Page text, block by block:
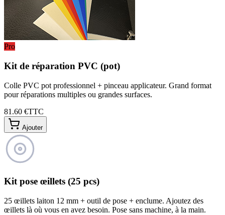
Pro
Kit de réparation PVC (pot)
Colle PVC pot professionnel + pinceau applicateur. Grand format
pour réparations multiples ou grandes surfaces.
81.60 €TTC
Ajouter
Kit pose œillets (25 pcs)
25 œillets laiton 12 mm + outil de pose + enclume. Ajoutez des
œillets là où vous en avez besoin. Pose sans machine, à la main.